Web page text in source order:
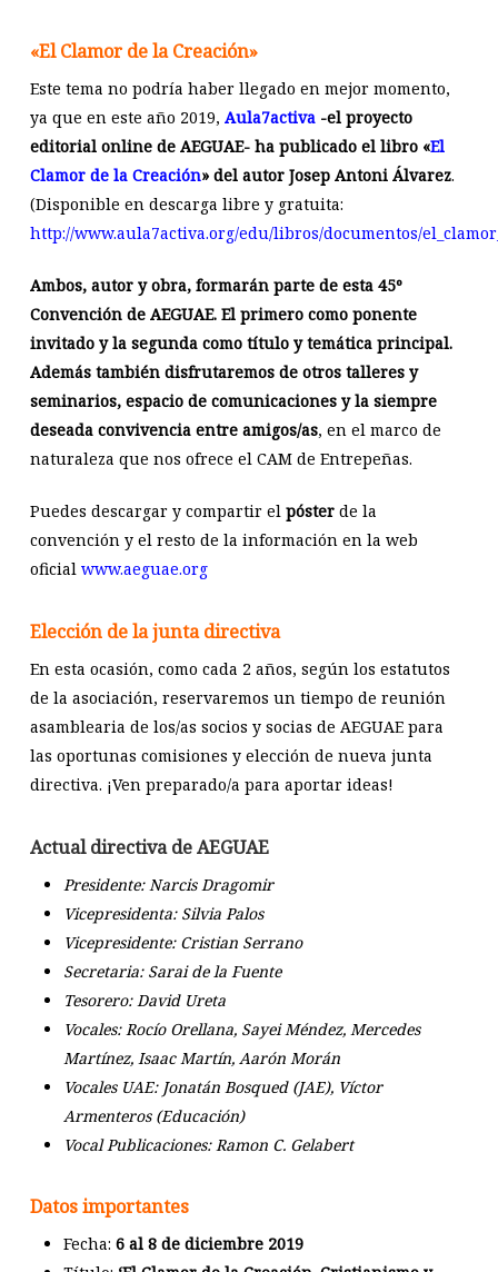
«El Clamor de la Creación»
Este tema no podría haber llegado en mejor momento,
ya que en este año 2019, Aula7activa-el proyecto
editorial online de AEGUAE- ha publicado el libro «El
Clamor de la Creación» del autor Josep Antoni Álvarez.
(Disponible en descarga libre y gratuita:
http://www.aula7activa.org/edu/libros/documentos/
Ambos, autor y obra, formarán parte de esta 45º
Convención de AEGUAE. El primero como ponente
invitado y la segunda como título y temática principal.
Además también disfrutaremos de otros talleres y
seminarios, espacio de comunicaciones y la siempre
deseada convivencia entre amigos/as, en el marco de
naturaleza que nos ofrece el CAM de Entrepeñas.
Puedes descargar y compartir el pósterde la
convención y el resto de la información en la web
oficial www.aeguae.org
Elección de la junta directiva
En esta ocasión, como cada 2 años, según los estatutos
de la asociación, reservaremos un tiempo de reunión
asamblearia de los/as socios y socias de AEGUAE para
las oportunas comisiones y elección de nueva junta
directiva. ¡Ven preparado/a para aportar ideas!
Actual directiva de AEGUAE
Presidente: Narcis Dragomir
Vicepresidenta: Silvia Palos
Vicepresidente: Cristian Serrano
Secretaria: Sarai de la Fuente
Tesorero: David Ureta
Vocales: Rocío Orellana, Sayei Méndez, Mercedes
Martínez, Isaac Martín, Aarón Morán
Vocales UAE: Jonatán Bosqued (JAE), Víctor
Armenteros (Educación)
Vocal Publicaciones: Ramon C. Gelabert
Datos importantes
Fecha: 6 al 8 de diciembre 2019